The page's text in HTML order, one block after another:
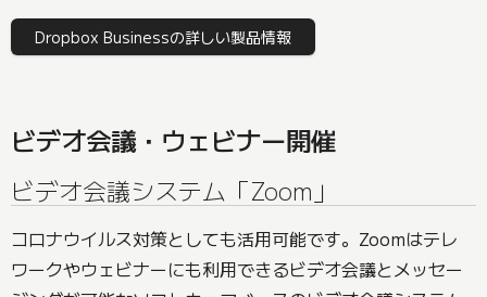
Dropbox Businessの詳しい製品情報
ビデオ会議・ウェビナー開催
ビデオ会議システム「Zoom」
コロナウイルス対策としても活用可能です。Zoomはテレ
ワークやウェビナーにも利用できるビデオ会議とメッセー